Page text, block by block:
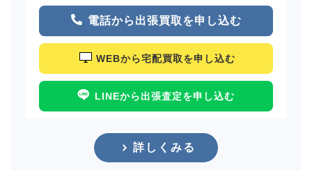
電話から出張買取を申し込む
WEBから宅配買取を申し込む
LINEから出張査定を申し込む
詳しくみる